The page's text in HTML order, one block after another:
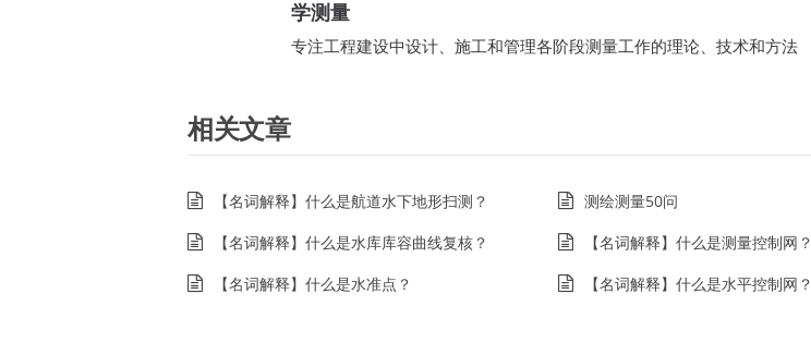
学测量
专注工程建设中设计、施工和管理各阶段测量工作的理论、技术和方法
相关文章
【名词解释】什么是航道水下地形扫测？
测绘测量50问
【名词解释】什么是水库库容曲线复核？
【名词解释】什么是测量控制网？
【名词解释】什么是水准点？
【名词解释】什么是水平控制网？